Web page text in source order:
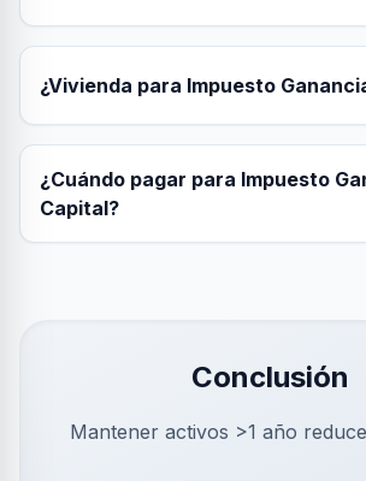
¿Vivienda para Impuesto
¿Cuándo pagar para Impuesto
Capital?
Conclusión
Mantener activos >1 año